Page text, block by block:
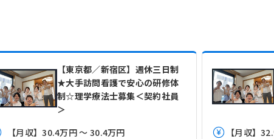
【東京都／新宿区】週休三日制
★大手訪問看護で安心の研修体
制☆理学療法士募集＜契約社員
＞
【月収】30.4万円 ～ 30.4万円